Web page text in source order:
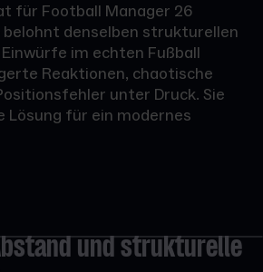
für Football Manager 26
belohnt denselben strukturellen
im echten Fußball
Reaktionen, chaotische
unter Druck. Sie
Lösung für ein modernes
und strukturelle